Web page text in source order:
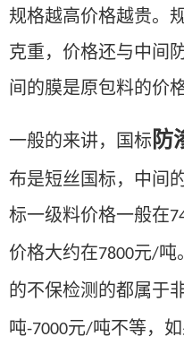
规格越高价格越贵。
克重，价格还与中间
间的膜是原包料的价
一般的来讲，国标 防
布是短丝国标，中间
标一级料价格一般在
价格大约在7800元/吨
的不保检测的都属于
吨-7000元/吨不等，